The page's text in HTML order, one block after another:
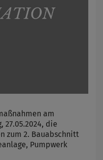
am
27.05.2024, die
zum 2. Bauabschnitt
Pumpwerk